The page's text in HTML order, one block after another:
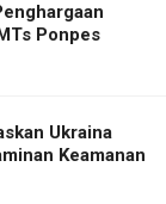
Ponpes
Ukraina
Keamanan